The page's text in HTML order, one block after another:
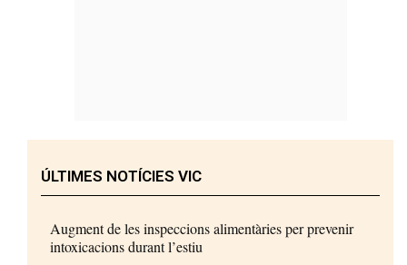
ÚLTIMES NOTÍCIES VIC
Augment de les inspeccions alimentàries per prevenir
intoxicacions durant l’estiu